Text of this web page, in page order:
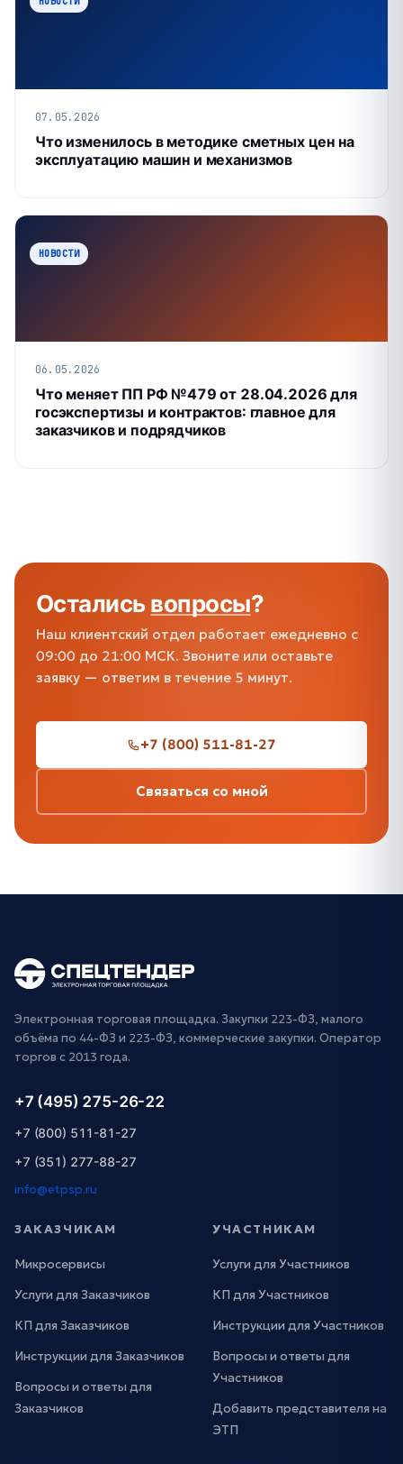
07.05.2026
Что изменилось в методике сметных цен на
эксплуатацию машин и механизмов
НОВОСТИ
06.05.2026
Что меняет ПП РФ №479 от 28.04.2026 для
госэкспертизы и контрактов: главное для
заказчиков и подрядчиков
Осталисьвопросы?
Наш клиентский отдел работает ежедневно с
09:00 до 21:00 МСК. Звоните или оставьте
заявку — ответим в течение 5 минут.
+7 (800) 511-81-27
Связаться со мной
Электронная торговая площадка. Закупки 223-ФЗ, малого
объёма по 44-ФЗ и 223-ФЗ, коммерческие закупки. Оператор
торгов с 2013 года.
+7 (495) 275-26-22
+7 (800) 511-81-27
+7 (351) 277-88-27
info@etpsp.ru
ЗАКАЗЧИКАМ
Микросервисы
Услуги для Заказчиков
КП для Заказчиков
Инструкции для Заказчиков
Вопросы и ответы для
Заказчиков
УЧАСТНИКАМ
Услуги для Участников
КП для Участников
Инструкции для Участников
Вопросы и ответы для
Участников
Добавить представителя на
ЭТП